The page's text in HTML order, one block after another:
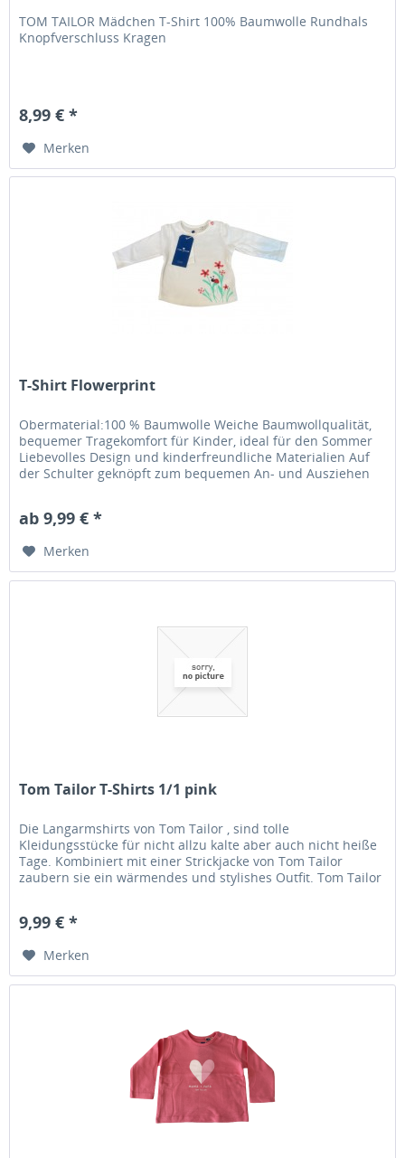
TOM TAILOR Mädchen T-Shirt 100% Baumwolle Rundhals
Knopfverschluss Kragen
8,99 € *
Merken
T-Shirt Flowerprint
Obermaterial:100 % Baumwolle Weiche Baumwollqualität,
bequemer Tragekomfort für Kinder, ideal für den Sommer
Liebevolles Design und kinderfreundliche Materialien Auf
der Schulter geknöpft zum bequemen An- und Ausziehen
ab 9,99 € *
Merken
Tom Tailor T-Shirts 1/1 pink
Die Langarmshirts von Tom Tailor , sind tolle
Kleidungsstücke für nicht allzu kalte aber auch nicht heiße
Tage. Kombiniert mit einer Strickjacke von Tom Tailor
zaubern sie ein wärmendes und stylishes Outfit. Tom Tailor
9,99 € *
Merken